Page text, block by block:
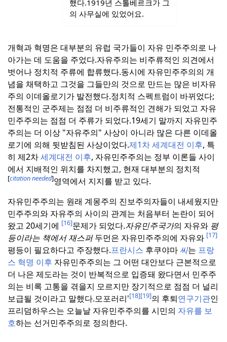
했다.1919년 스톨베르크가 그
의 사무실에 있었어요.
개혁과 혁명은 대부분의 유럽 국가들이 자유 민주주의로 나
아가는 데 도움을 주었다.자유주의는 비주류적인 의견에서
벗어나 정치적 주류에 합류했다.동시에 자유민주주의의 개
념을 채택하고 그것을 그들만의 것으로 만드는 많은 비자유
주의 이데올로기가 발전했다.정치적 스펙트럼이 바뀌었다;
전통적인 군주제는 점점 더 비주류적인 견해가 되었고 자유
민주주의는 점점 더 주류가 되었다.19세기 말까지 자유민주
주의는 더 이상 "자유주의" 사상이 아니라 많은 다른 이데올
로기에 의해 뒷받침된 사상이었다.제1차 세계대전 이후, 특
히 제2차세계대전 이후, 자유민주주의는 정부 이론들 사이
에서 지배적인 위치를 차지했고, 현재 대부분의 정치적
[citation needed]영역에서 지지를 받고 있다.
자유민주주의는 원래 계몽주의 진보주의자들이 내세웠지만
민주주의와 자유주의 사이의 관계는 처음부터 논란이 되어
왔고 20세기에 [16]문제가 되었다.자유민주국가의 자유와 평
등이라는 책에서 재스퍼두먼은 자유민주주의에 자유와 [17]
평등이 필요하다고 주장했다.프란시스 후쿠야마씨는 프랑
스 혁명 이후 자유민주주의는 그 어떤 대안보다 근본적으로
더 나은 제도라는 것이 반복적으로 입증돼 왔다면서 민주주
의는 비록 고통을 겪을지 모르지만 장기적으로 점점 더 널리
보급될 것이라고 말했다.모포러리'[18][19]의 후퇴연구기관인
프리덤하우스는 오늘날 자유민주주의를 시민의 자유를 보
호하는 선거민주주의로 정의한다.